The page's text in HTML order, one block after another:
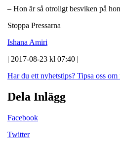
– Hon är så otroligt besviken på
Stoppa Pressarna
Ishana Amiri
| 2017-08-23 kl 07:40 |
Har du ett nyhetstips? Tipsa oss om
Dela Inlägg
Facebook
Twitter